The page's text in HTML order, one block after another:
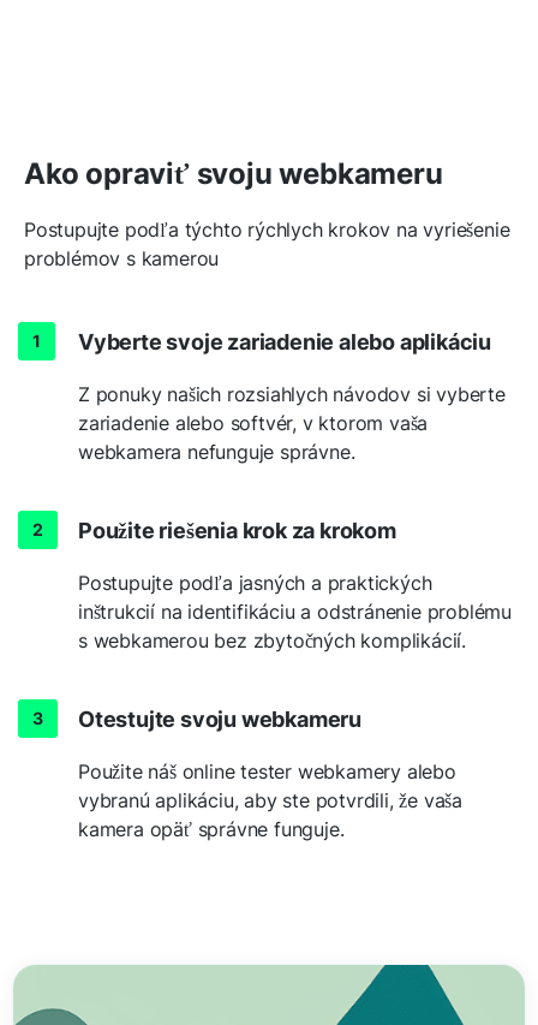
Ako opraviť svoju webkameru
Postupujte podľa týchto rýchlych krokov na vyriešenie
problémov s kamerou
Vyberte svoje zariadenie alebo aplikáciu
Z ponuky našich rozsiahlych návodov si vyberte
zariadenie alebo softvér, v ktorom vaša
webkamera nefunguje správne.
Použite riešenia krok za krokom
Postupujte podľa jasných a praktických
inštrukcií na identifikáciu a odstránenie problému
s webkamerou bez zbytočných komplikácií.
Otestujte svoju webkameru
Použite náš online tester webkamery alebo
vybranú aplikáciu, aby ste potvrdili, že vaša
kamera opäť správne funguje.